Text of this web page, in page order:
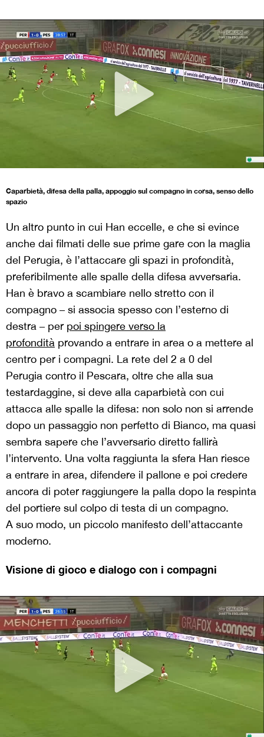
Caparbietà, difesa della palla, appoggio sul compagno in corsa, senso dello
spazio
Un altro punto in cui Han eccelle, e che si evince
anche dai filmati delle sue prime gare con la maglia
del Perugia, è l’attaccare gli spazi in profondità,
preferibilmente alle spalle della difesa avversaria.
Han è bravo a scambiare nello stretto con il
compagno – si associa spesso con l’esterno di
destra – per poi spingere verso la
profondità provando a entrare in area o a mettere al
centro per i compagni. La rete del 2 a 0 del
Perugia contro il Pescara, oltre che alla sua
testardaggine, si deve alla caparbietà con cui
attacca alle spalle la difesa: non solo non si arrende
dopo un passaggio non perfetto di Bianco, ma quasi
sembra sapere che l’avversario diretto fallirà
l’intervento. Una volta raggiunta la sfera Han riesce
a entrare in area, difendere il pallone e poi credere
ancora di poter raggiungere la palla dopo la respinta
del portiere sul colpo di testa di un compagno.
A suo modo, un piccolo manifesto dell’attaccante
moderno.
Visione di gioco e dialogo con i compagni